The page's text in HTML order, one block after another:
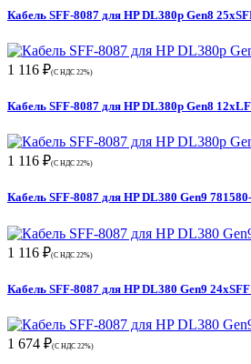
Кабель SFF-8087 для HP DL380p Gen8
1 116 ₽(С НДС 22%)
Кабель SFF-8087 для HP DL380p Gen8
1 116 ₽(С НДС 22%)
Кабель SFF-8087 для HP DL380 Gen9
1 116 ₽(С НДС 22%)
Кабель SFF-8087 для HP DL380 Gen9
1 674 ₽(С НДС 22%)